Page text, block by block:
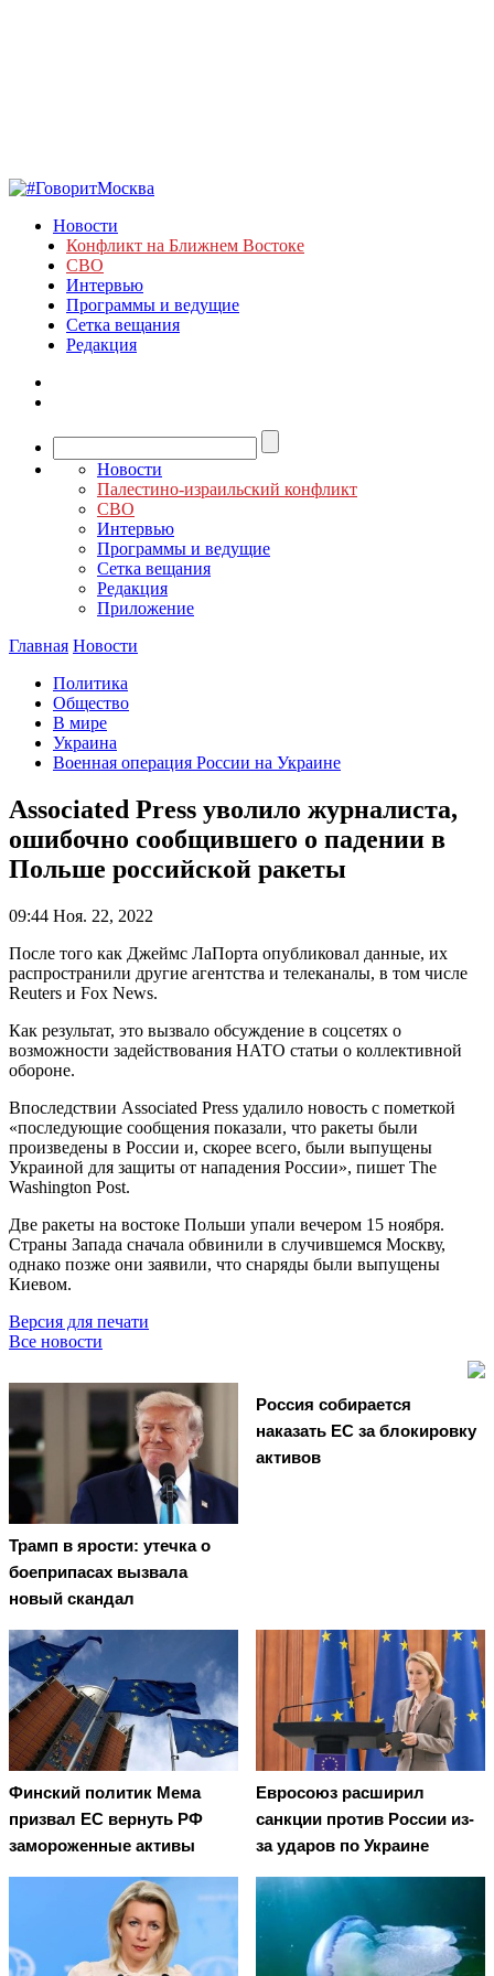
Новости
Конфликт на Ближнем Востоке
СВО
Интервью
Программы и ведущие
Сетка вещания
Редакция
Новости
Палестино-израильский конфликт
СВО
Интервью
Программы и ведущие
Сетка вещания
Редакция
Приложение
Главная Новости
Политика
Общество
В мире
Украина
Военная операция России на Украине
Associated Press уволило журналиста,
ошибочно сообщившего о падении в
Польше российской ракеты
09:44 Ноя. 22, 2022
После того как Джеймс ЛаПорта опубликовал данные, их
распространили другие агентства и телеканалы, в том числе
Reuters и Fox News.
Как результат, это вызвало обсуждение в соцсетях о
возможности задействования НАТО статьи о коллективной
обороне.
Впоследствии Associated Press удалило новость с пометкой
«последующие сообщения показали, что ракеты были
произведены в России и, скорее всего, были выпущены
Украиной для защиты от нападения России», пишет The
Washington Post.
Две ракеты на востоке Польши упали вечером 15 ноября.
Страны Запада сначала обвинили в случившемся Москву,
однако позже они заявили, что снаряды были выпущены
Киевом.
Версия для печати
Все новости
Трамп в ярости: утечка о
боеприпасах вызвала
новый скандал
Россия собирается
наказать EC за блокировку
активов
Финский политик Мема
призвал ЕС вернуть РФ
замороженные активы
Евросоюз расширил
санкции против России из-
за ударов по Украине